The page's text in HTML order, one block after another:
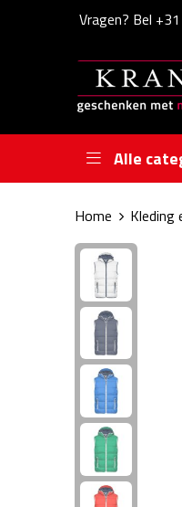
Vragen? Bel
Alle
Home Kleding